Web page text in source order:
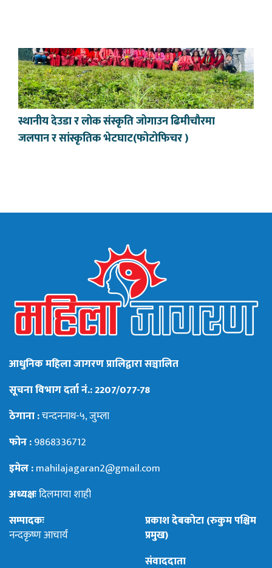
स्थानीय देउडा र लोक संस्कृति जोगाउन ढिमीचौरमा
जलपान र सांस्कृतिक भेटघाट(फोटोफिचर )
आधुनिक महिला जागरण प्रालिद्वारा सञ्चालित
सूचना विभाग दर्ता नं.: 2207/077-78
ठेगाना :चन्दननाथ-५, जुम्ला
फोन :9868336712
इमेल :mahilajagaran2@gmail.com
अध्यक्षःदिलमाया शाही
सम्पादकः
नन्दकृष्ण आचार्य
प्रकाश देबकोटा (रुकुम पश्चिम
प्रमुख)
संवाददाता